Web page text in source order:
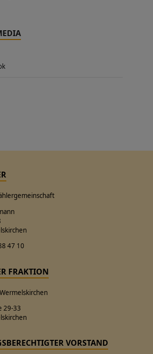
47 10
FRAKTION
29-33
VORSTAND